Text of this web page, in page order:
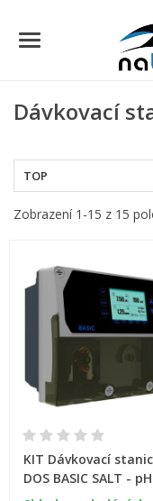
Dávkovací
TOP
Zobrazení 1-15 z 15
KIT Dávkovací
DOS BASIC SALT -
ORP (Au)